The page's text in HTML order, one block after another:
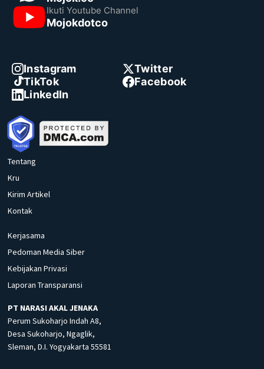
Ikuti Youtube Channel
Mojokdotco
Instagram
Twitter
TikTok
Facebook
LinkedIn
Tentang
Kru
Kirim Artikel
Kontak
Kerjasama
Pedoman Media Siber
Kebijakan Privasi
Laporan Transparansi
PT NARASI AKAL JENAKA
Perum Sukoharjo Indah A8,
Desa Sukoharjo, Ngaglik,
Sleman, D.I. Yogyakarta 55581